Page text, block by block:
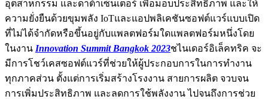
อุตสาหกรรม และดาต้าเซ็นเตอร์ เพื่อมอบประสิทธิภาพ และให้
ความยั่งยืนด้วยขุมพลัง IoTและแอปพลิเคชันซอฟต์แวร์แบบเปิด
ที่ไม่ได้จำกัดหรือขึ้นอยู่กับแพลตฟอร์มใดแพลตฟอร์มหนึ่งโดย
ในงาน Innovation Summit Bangkok 2023ชไนเดอร์อิเล็คทริค จะ
มีการโชว์เคสซอฟต์แวร์ที่ช่วยให้ผู้ประกอบการในการทำงาน
ทุกภาคส่วน ตั้งแต่การเริ่มสร้างโรงงาน สายการผลิต จวบจน
การเพิ่มประสิทธิภาพ และลดการใช้พลังงาน ไปจนถึงการช่วย